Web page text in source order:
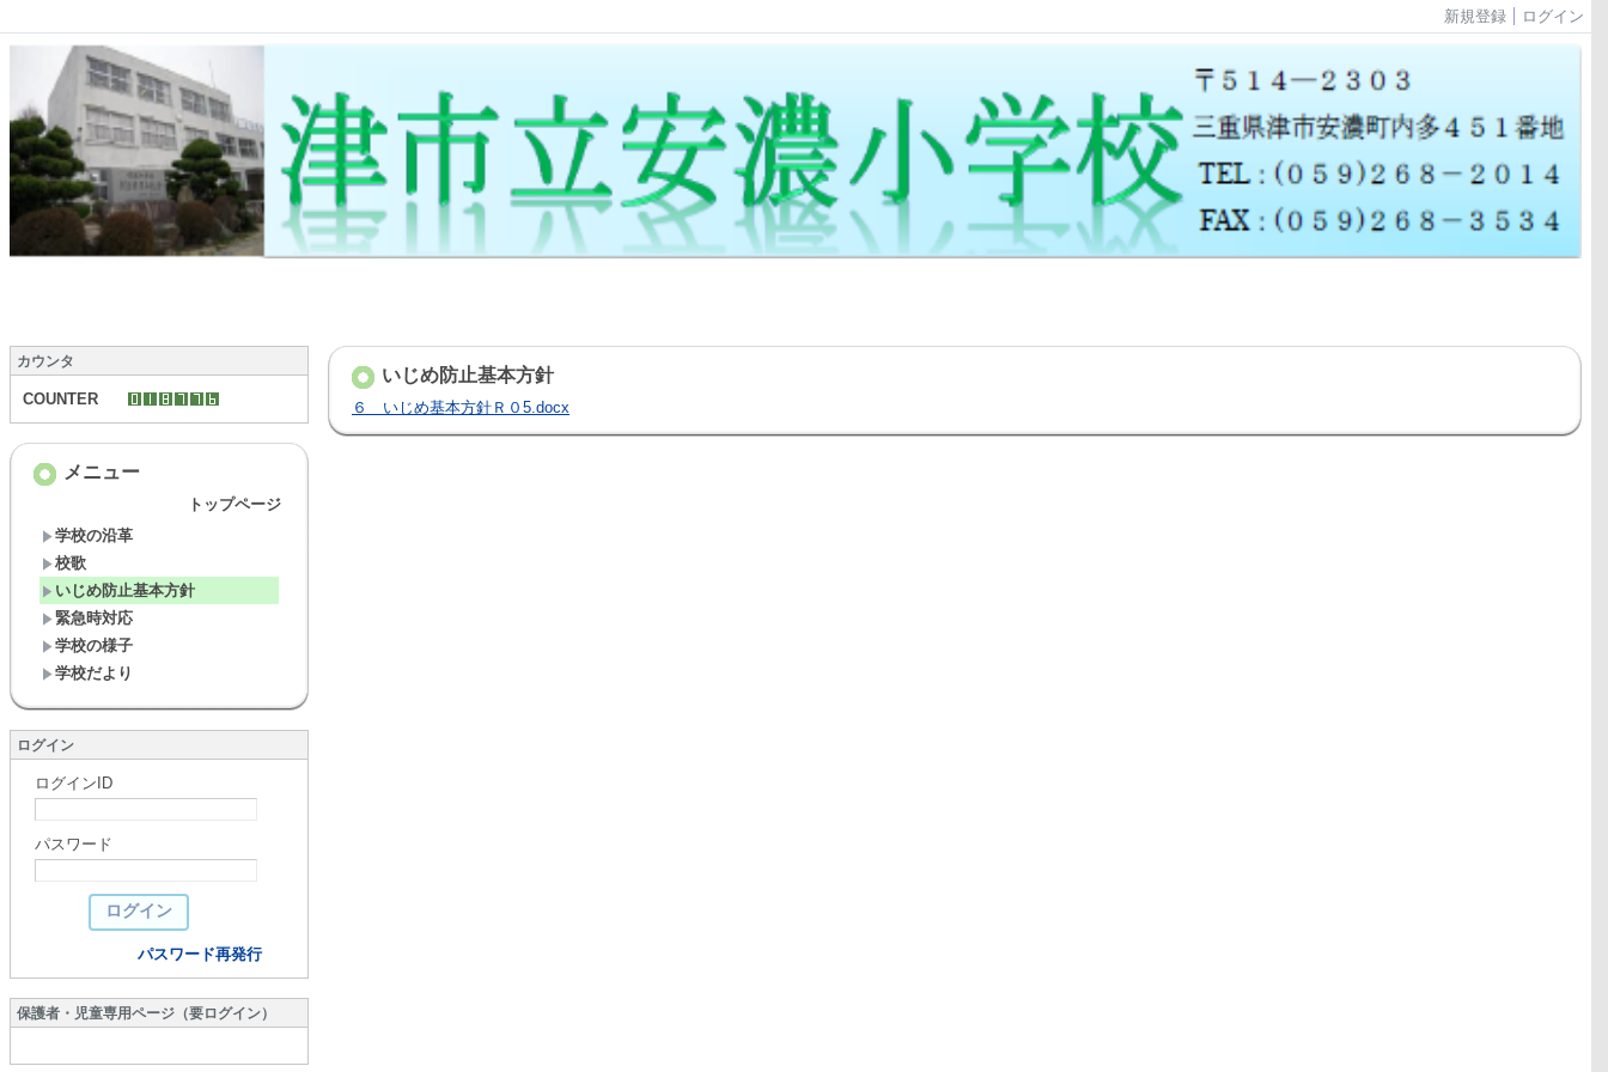
新規登録 ログイン
カウンタ
COUNTER
メニュー
トップページ
学校の沿革
校歌
いじめ防止基本方針
緊急時対応
学校の様子
学校だより
ログイン
ログインID
パスワード
パスワード再発行
保護者・児童専用ページ（要ログイン）
いじめ防止基本方針
６ いじめ基本方針Ｒ０5.docx